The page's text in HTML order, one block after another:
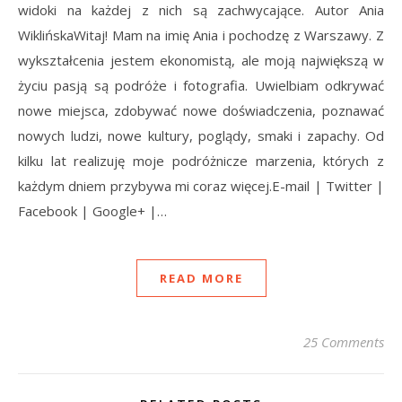
widoki na każdej z nich są zachwycające. Autor Ania
WiklińskaWitaj! Mam na imię Ania i pochodzę z Warszawy. Z
wykształcenia jestem ekonomistą, ale moją największą w
życiu pasją są podróże i fotografia. Uwielbiam odkrywać
nowe miejsca, zdobywać nowe doświadczenia, poznawać
nowych ludzi, nowe kultury, poglądy, smaki i zapachy. Od
kilku lat realizuję moje podróżnicze marzenia, których z
każdym dniem przybywa mi coraz więcej.E-mail | Twitter |
Facebook | Google+ |…
READ MORE
25 Comments